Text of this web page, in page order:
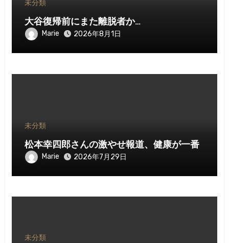
未分類
大谷復帰前にまた離脱者か…
Marie 2026年8月1日
未分類
松本幸四郎さんの激やせ報道、健康が一番
Marie 2026年7月29日
未分類